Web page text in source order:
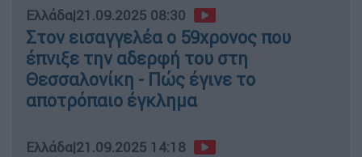
Ελλάδα|21.09.2025 08:30
Στον εισαγγελέα ο 59χρονος που
έπνιξε την αδερφή του στη
Θεσσαλονίκη - Πώς έγινε το
αποτρόπαιο έγκλημα
Ελλάδα|21.09.2025 14:18